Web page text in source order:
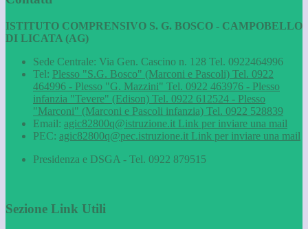
ISTITUTO COMPRENSIVO S. G. BOSCO - CAMPOBELLO
DI LICATA (AG)
Sede Centrale: Via Gen. Cascino n. 128 Tel. 0922464996
Tel: Plesso "S.G. Bosco" (Marconi e Pascoli) Tel. 0922
464996 - Plesso "G. Mazzini" Tel. 0922 463976 - Plesso
infanzia "Tevere" (Edison) Tel. 0922 612524 - Plesso
"Marconi" (Marconi e Pascoli infanzia) Tel. 0922 528839
Email: agic82800q@istruzione.it Link per inviare una mail
PEC: agic82800q@pec.istruzione.it Link per inviare una mail
Presidenza e DSGA - Tel. 0922 879515
Sezione Link Utili